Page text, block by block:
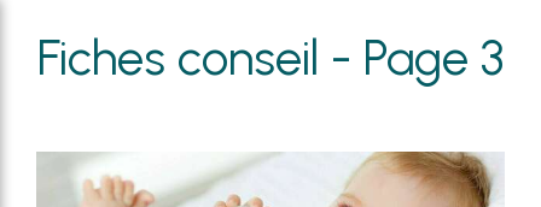
Fiches conseil - Page 3